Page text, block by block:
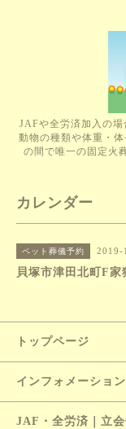
JAFや全労済加入の場
動物の種類や体重・
の間で唯一の固定火
カレンダー
ペット葬儀予約 2019-
貝塚市津田北町F
トップページ
インフォメーション
JAF・全労済｜立